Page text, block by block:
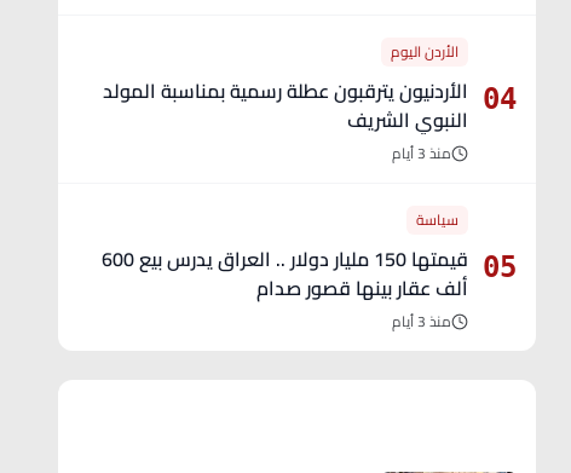
04
الأردن اليوم
الأردنيون يترقبون عطلة رسمية بمناسبة المولد
النبوي الشريف
منذ 3 أيام
05
سياسة
قيمتها 150 مليار دولار .. العراق يدرس بيع 600
ألف عقار بينها قصور صدام
منذ 3 أيام